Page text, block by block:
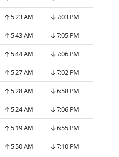
↑5:23 AM ↓7:03 PM
↑5:43 AM ↓7:05 PM
↑5:44 AM ↓7:06 PM
↑5:27 AM ↓7:02 PM
↑5:28 AM ↓6:58 PM
↑5:24 AM ↓7:06 PM
↑5:19 AM ↓6:55 PM
↑5:50 AM ↓7:10 PM